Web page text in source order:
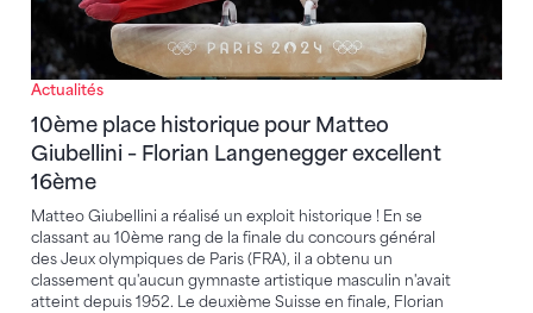
Actualités
10ème place historique pour Matteo
Giubellini – Florian Langenegger excellent
16ème
Matteo Giubellini a réalisé un exploit historique ! En se
classant au 10ème rang de la finale du concours général
des Jeux olympiques de Paris (FRA), il a obtenu un
classement qu'aucun gymnaste artistique masculin n'avait
atteint depuis 1952. Le deuxième Suisse en finale, Florian